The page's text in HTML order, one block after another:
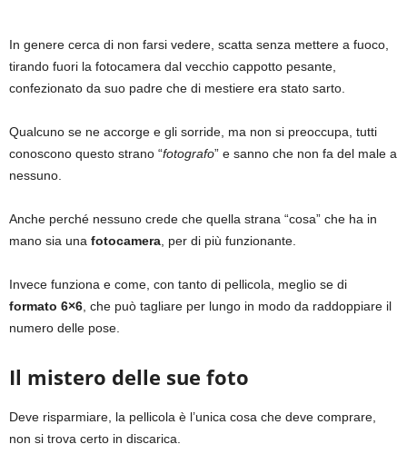
In genere cerca di non farsi vedere, scatta senza mettere a fuoco,
tirando fuori la fotocamera dal vecchio cappotto pesante,
confezionato da suo padre che di mestiere era stato sarto.
Qualcuno se ne accorge e gli sorride, ma non si preoccupa, tutti
conoscono questo strano “fotografo” e sanno che non fa del male a
nessuno.
Anche perché nessuno crede che quella strana “cosa” che ha in
mano sia una fotocamera, per di più funzionante.
Invece funziona e come, con tanto di pellicola, meglio se di
formato 6×6, che può tagliare per lungo in modo da raddoppiare il
numero delle pose.
Il mistero delle sue foto
Deve risparmiare, la pellicola è l’unica cosa che deve comprare,
non si trova certo in discarica.